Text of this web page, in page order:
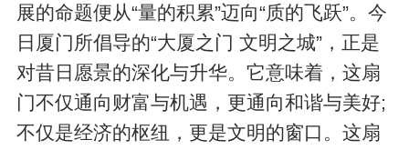
展的命题便从“量的积累”迈向“质的飞跃”。今
日厦门所倡导的“大厦之门 文明之城”，正是
对昔日愿景的深化与升华。它意味着，这扇
门不仅通向财富与机遇，更通向和谐与美好;
不仅是经济的枢纽，更是文明的窗口。这扇